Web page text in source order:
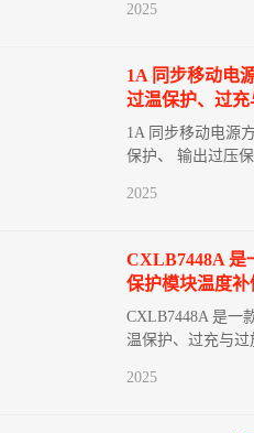
2025
1A 同步移动电
过温保护、过
1A 同步移动电源
保护、 输出过压
2025
CXLB7448A 是
保护模块温度
CXLB7448A 是一
温保护、过充与
2025